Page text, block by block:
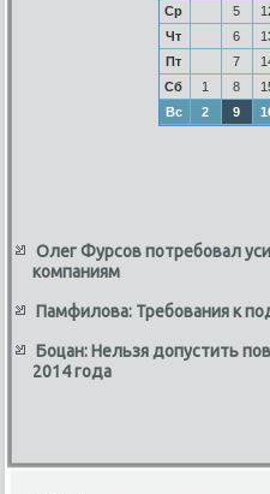
Ср
5
Чт
6
Пт
7
Сб
1 8
Вс
2 9
Олег Фурсов потребовал
компаниям
Памфилова: Требования к
Боцан: Нельзя допустить
2014 года